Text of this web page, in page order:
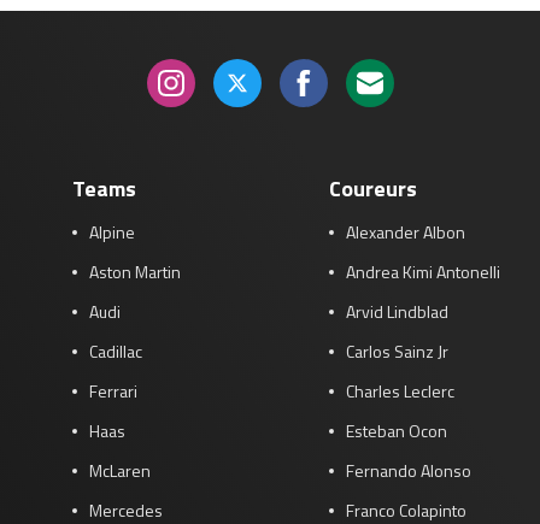
zo 17:00 - 19:00
Teams
Alpine
Aston Martin
Audi
Cadillac
Ferrari
Haas
McLaren
Mercedes
Coureurs
Alexander Albon
Andrea Kimi Antonelli
Arvid Lindblad
Carlos Sainz Jr
Charles Leclerc
Esteban Ocon
Fernando Alonso
Franco Colapinto